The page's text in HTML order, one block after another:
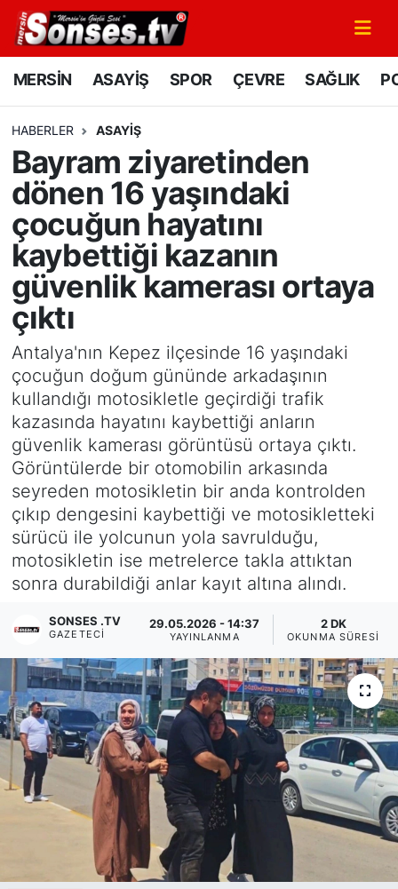
MERSİN ASAYİŞ SPOR ÇEVRE SAĞLIK
HABERLER ASAYİŞ
Bayram ziyaretinden
dönen 16 yaşındaki
çocuğun hayatını
kaybettiği kazanın
güvenlik kamerası ortaya
çıktı
Antalya'nın Kepez ilçesinde 16 yaşındaki
çocuğun doğum gününde arkadaşının
kullandığı motosikletle geçirdiği trafik
kazasında hayatını kaybettiği anların
güvenlik kamerası görüntüsü ortaya çıktı.
Görüntülerde bir otomobilin arkasında
seyreden motosikletin bir anda kontrolden
çıkıp dengesini kaybettiği ve motosikletteki
sürücü ile yolcunun yola savrulduğu,
motosikletin ise metrelerce takla attıktan
sonra durabildiği anlar kayıt altına alındı.
SONSES .TV
GAZETECI
29.05.2026 - 14:37
YAYINLANMA
2 DK
OKUNMA SÜRESI
MERSİN
SPOR
GÜNÜN MANŞETİ
DÜNYA
KÜLTÜR - SANAT
SAĞLIK
Siyaset
YEREL HABER
Haberde insan
Tanıtım
Mersin Nöbetçi Eczaneler
Mersin Namaz Vakitleri
Mersin Trafik Yoğunluk Haritası
Süper Lig Puan Durumu ve Fikstür
Tüm Manşetler
Haber Arşivi